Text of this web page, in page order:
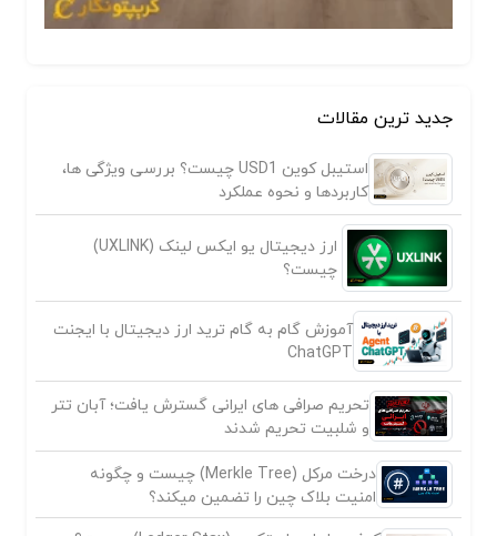
جدید ترین مقالات
استیبل کوین USD1 چیست؟ بررسی ویژگی ها،
کاربردها و نحوه عملکرد
ارز دیجیتال یو ایکس لینک (UXLINK)
چیست؟
آموزش گام به گام ترید ارز دیجیتال با ایجنت
ChatGPT
تحریم صرافی های ایرانی گسترش یافت؛ آبان تتر
و شلبیت تحریم شدند
درخت مرکل (Merkle Tree) چیست و چگونه
امنیت بلاک چین را تضمین میکند؟